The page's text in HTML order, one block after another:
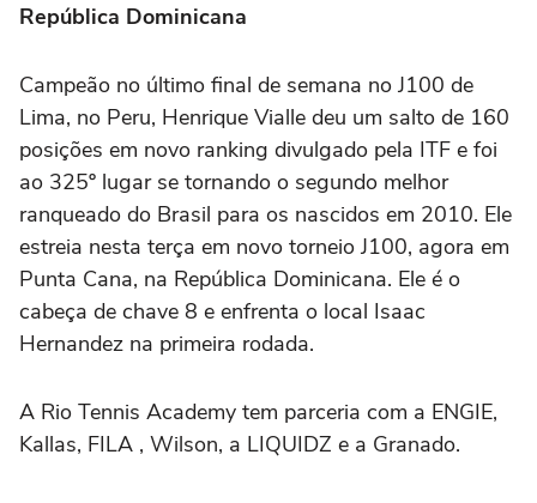
República Dominicana
Campeão no último final de semana no J100 de
Lima, no Peru, Henrique Vialle deu um salto de 160
posições em novo ranking divulgado pela ITF e foi
ao 325º lugar se tornando o segundo melhor
ranqueado do Brasil para os nascidos em 2010. Ele
estreia nesta terça em novo torneio J100, agora em
Punta Cana, na República Dominicana. Ele é o
cabeça de chave 8 e enfrenta o local Isaac
Hernandez na primeira rodada.
A Rio Tennis Academy tem parceria com a ENGIE,
Kallas, FILA , Wilson, a LIQUIDZ e a Granado.